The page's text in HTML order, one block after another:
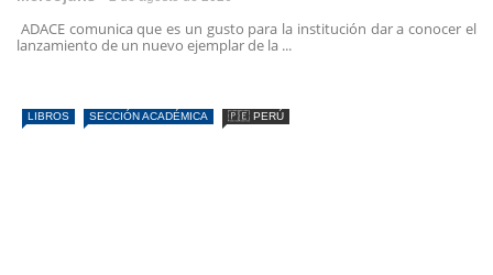
ADACE comunica que es un gusto para la institución dar a conocer el
lanzamiento de un nuevo ejemplar de la ...
LIBROS SECCIÓN ACADÉMICA 🇵🇪 PERÚ